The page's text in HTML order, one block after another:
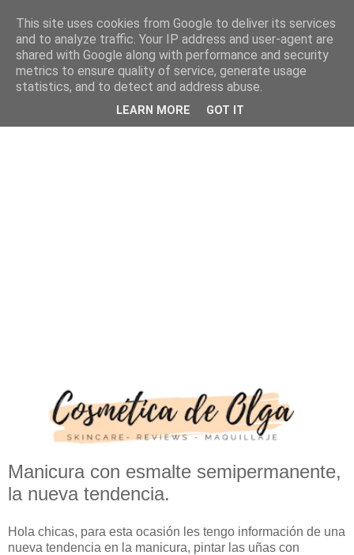
Manicura con esmalte semipermanente,
la nueva tendencia.
Hola chicas, para esta ocasión les tengo información de una
nueva tendencia en la manicura, pintar las uñas con
This site uses cookies from Google to deliver its services
and to analyze traffic. Your IP address and user-agent are
shared with Google along with performance and security
metrics to ensure quality of service, generate usage
statistics, and to detect and address abuse.
LEARN MORE GOT IT